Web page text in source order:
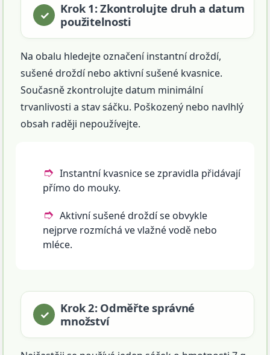
Krok 1: Zkontrolujte druh a datum
použitelnosti
Na obalu hledejte označení instantní droždí,
sušené droždí nebo aktivní sušené kvasnice.
Současně zkontrolujte datum minimální
trvanlivosti a stav sáčku. Poškozený nebo navlhlý
obsah raději nepoužívejte.
Instantní kvasnice se zpravidla přidávají
přímo do mouky.
Aktivní sušené droždí se obvykle
nejprve rozmíchá ve vlažné vodě nebo
mléce.
Krok 2: Odměřte správné
množství